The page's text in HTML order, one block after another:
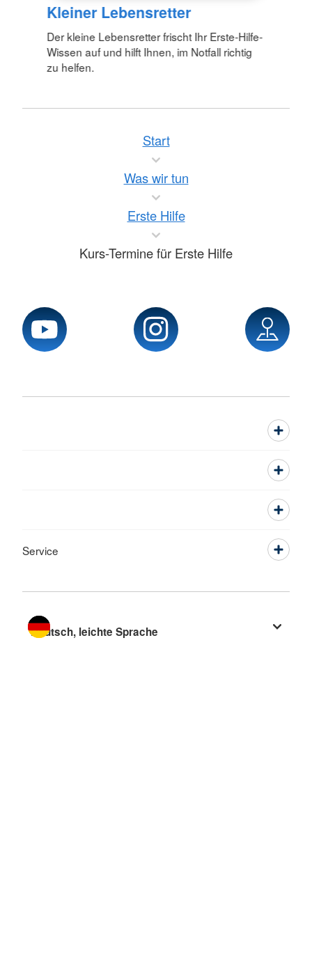
Kleiner Lebensretter
Der kleine Lebensretter frischt Ihr Erste-Hilfe-
Wissen auf und hilft Ihnen, im Notfall richtig
zu helfen.
Start
Was wir tun
Erste Hilfe
Kurs-Termine für Erste Hilfe
Service
Sprache wechseln zu